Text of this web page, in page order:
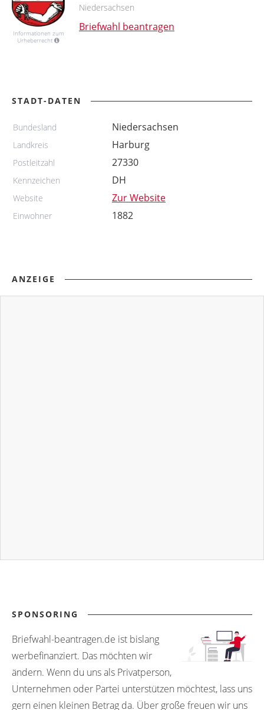
Informationen zum
Urheberrecht
Niedersachsen
Briefwahl beantragen
STADT-DATEN
Bundesland Niedersachsen
Landkreis Harburg
Postleitzahl 27330
Kennzeichen DH
Website Zur Website
Einwohner 1882
ANZEIGE
SPONSORING
Briefwahl-beantragen.de ist bislang
werbefinanziert. Das möchten wir
ändern. Wenn du uns als Privatperson,
Unternehmen oder Partei unterstützen möchtest, lass uns
gern einen kleinen Betrag da. Über große freuen wir uns